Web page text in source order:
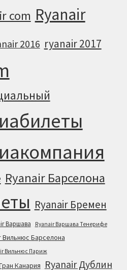
com Ryanair
2016 ryanair 2017
Ryanair Барселона
Ryanair Бремен
Варшава Ryanair Варшава Тенерифе
Вильнюс Барселона
Вильнюс Париж
Канария Ryanair Дублин